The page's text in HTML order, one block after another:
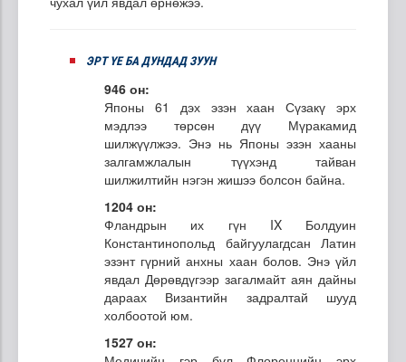
ЭРТ ҮЕ БА ДУНДАД ЗУУН
946 он:
Японы 61 дэх эзэн хаан Сүзакү эрх
мэдлээ төрсөн дүү Мүракамид
шилжүүлжээ. Энэ нь Японы эзэн хааны
залгамжлалын түүхэнд тайван
шилжилтийн нэгэн жишээ болсон байна.
1204 он:
Фландрын их гүн IX Болдуин
Константинопольд байгуулагдсан Латин
эзэнт гүрний анхны хаан болов. Энэ үйл
явдал Дөрөвдүгээр загалмайт аян дайны
дараах Византийн задралтай шууд
холбоотой юм.
1527 он: